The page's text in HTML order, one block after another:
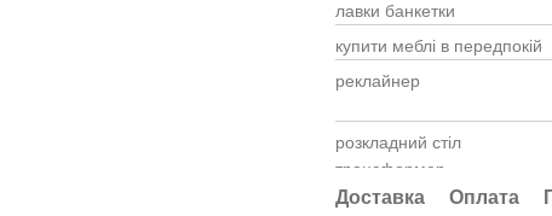
лавки банкетки
купити меблі в передпокій
реклайнер
розкладний стіл
трансформер
односпальне ліжко
Доставка Оплата